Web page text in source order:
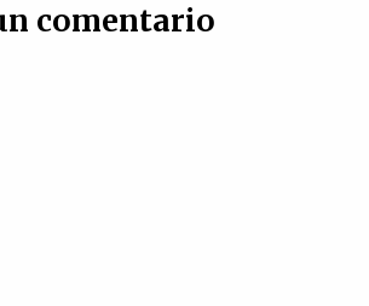
comentario